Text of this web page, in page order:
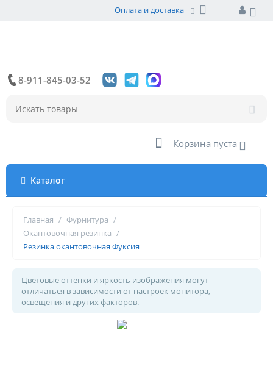
Оплата и доставка
8-911-845-03-52
Корзина пуста
Каталог
Главная / Фурнитура /
Окантовочная резинка /
Резинка окантовочная Фуксия
Цветовые оттенки и яркость изображения могут
отличаться в зависимости от настроек монитора,
освещения и других факторов.